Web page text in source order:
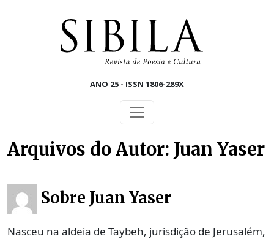
ANO 25 - ISSN 1806-289X
Arquivos do Autor: Juan Yaser
Sobre Juan Yaser
Nasceu na aldeia de Taybeh, jurisdição de Jerusalém,